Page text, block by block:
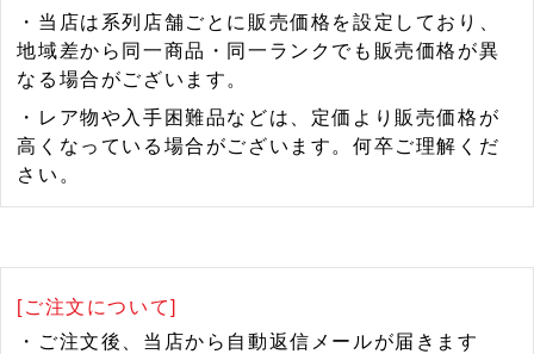
・当店は系列店舗ごとに販売価格を設定しており、
地域差から同一商品・同一ランクでも販売価格が異
なる場合がございます。
・レア物や入手困難品などは、定価より販売価格が
高くなっている場合がございます。何卒ご理解くだ
さい。
[ご注文について]
・ご注文後、当店から自動返信メールが届きます